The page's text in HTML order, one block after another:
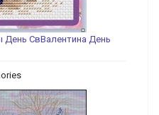
День СвВалентина День